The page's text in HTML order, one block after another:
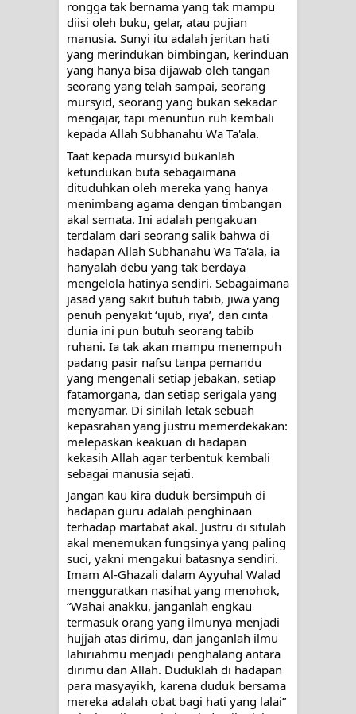
SURAT AL-FATIHAHNYA TIDAK
FASIH. TAPI SINGA PUN TUNDUK
PADANYA
SHAYKH TAREKAT ATAU TUKANG
SIHIR? JANGAN MUDAH
TERPESONA, JANGAN JUGA
MUDAH MENGHUKUM
DI TANGAN MURSYID, CINTA
MENEMUKAN JALAN PULANG
RAWATAN TAREKAT: APABILA
ALLAH MENYEMBUHKAN HATI, JIWA
TURUT MENJADI KUAT
TASAWUF: BUKAN AJARAN PELIK,
TETAPI JALAN MEMBERSIHKAN
"Kotoran Yang Paling Bahaya Bukan
Pada Pakaian, Tetapi Pada Qalbi"
Secara Biologis Manusia itu Sama,
Dengan Tingkat Kesadaran yang
Berbeda
WAHDATUL WUJUD, WAHDATU
rongga tak bernama yang tak mampu
diisi oleh buku, gelar, atau pujian
manusia. Sunyi itu adalah jeritan hati
yang merindukan bimbingan, kerinduan
yang hanya bisa dijawab oleh tangan
seorang yang telah sampai, seorang
mursyid, seorang yang bukan sekadar
mengajar, tapi menuntun ruh kembali
kepada Allah Subhanahu Wa Ta'ala.
Taat kepada mursyid bukanlah
ketundukan buta sebagaimana
dituduhkan oleh mereka yang hanya
menimbang agama dengan timbangan
akal semata. Ini adalah pengakuan
terdalam dari seorang salik bahwa di
hadapan Allah Subhanahu Wa Ta'ala, ia
hanyalah debu yang tak berdaya
mengelola hatinya sendiri. Sebagaimana
jasad yang sakit butuh tabib, jiwa yang
penuh penyakit ‘ujub, riya’, dan cinta
dunia ini pun butuh seorang tabib
ruhani. Ia tak akan mampu menempuh
padang pasir nafsu tanpa pemandu
yang mengenali setiap jebakan, setiap
fatamorgana, dan setiap serigala yang
menyamar. Di sinilah letak sebuah
kepasrahan yang justru memerdekakan:
melepaskan keakuan di hadapan
kekasih Allah agar terbentuk kembali
sebagai manusia sejati.
Jangan kau kira duduk bersimpuh di
hadapan guru adalah penghinaan
terhadap martabat akal. Justru di situlah
akal menemukan fungsinya yang paling
suci, yakni mengakui batasnya sendiri.
Imam Al-Ghazali dalam Ayyuhal Walad
mengguratkan nasihat yang menohok,
“Wahai anakku, janganlah engkau
termasuk orang yang ilmunya menjadi
hujjah atas dirimu, dan janganlah ilmu
lahiriahmu menjadi penghalang antara
dirimu dan Allah. Duduklah di hadapan
para masyayikh, karena duduk bersama
mereka adalah obat bagi hati yang lalai”